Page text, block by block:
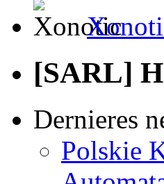
[SARL]
Dernieres
Polskie